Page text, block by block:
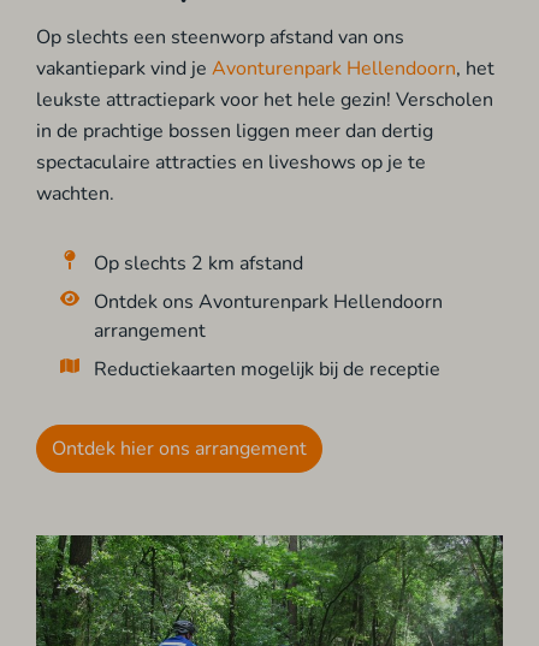
Op slechts een steenworp afstand van ons
vakantiepark vind jeAvonturenpark Hellendoorn, het
leukste attractiepark voor het hele gezin! Verscholen
in de prachtige bossen liggen meer dan dertig
spectaculaire attracties en liveshows op je te
wachten.
Op slechts 2 km afstand
Ontdek ons Avonturenpark Hellendoorn
arrangement
Reductiekaarten mogelijk bij de receptie
Ontdek hier ons arrangement